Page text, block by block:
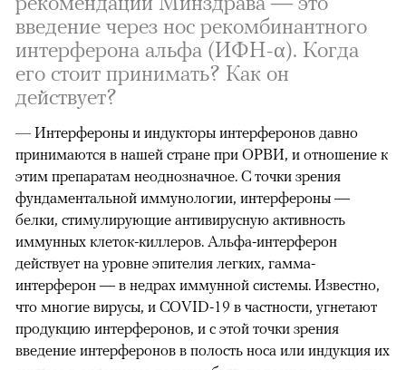
введение через нос рекомбинантного
интерферона альфа (ИФН-α). Когда
его стоит принимать? Как он
действует?
— Интерфероны и индукторы интерферонов давно
принимаются в нашей стране при ОРВИ, и отношение к
этим препаратам неоднозначное. С точки зрения
фундаментальной иммунологии, интерфероны —
белки, стимулирующие антивирусную активность
иммунных клеток-киллеров. Альфа-интерферон
действует на уровне эпителия легких, гамма-
интерферон — в недрах иммунной системы. Известно,
что многие вирусы, и COVID-19 в частности, угнетают
продукцию интерферонов, и с этой точки зрения
введение интерферонов в полость носа или индукция их